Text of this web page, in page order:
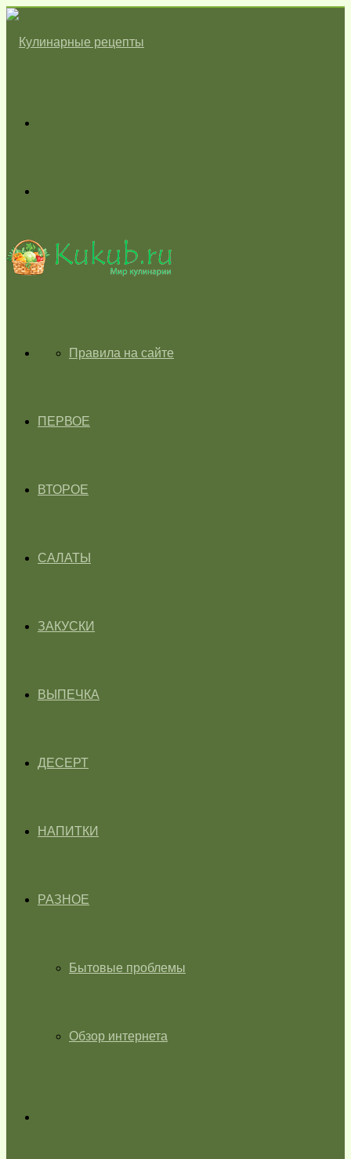
skin
ГЛАВНАЯПравила на сайте
ПЕРВОЕ
ВТОРОЕ
САЛАТЫ
ЗАКУСКИ
ВЫПЕЧКА
ДЕСЕРТ
НАПИТКИ
РАЗНОЕ
Бытовые проблемы
Обзор интернета